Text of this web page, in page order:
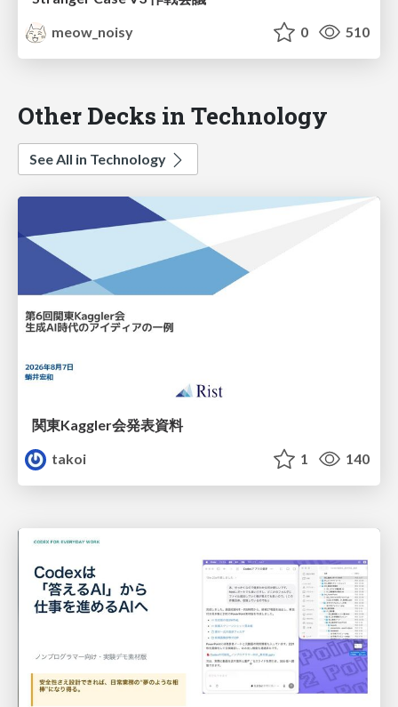
meow_noisy
0 510
Other Decks in Technology
See All in Technology
関東Kaggler会発表資料
takoi
1 140